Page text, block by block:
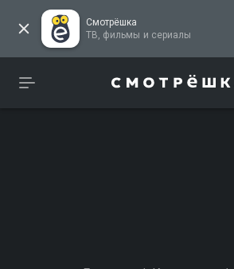
Смотрёшка
ТВ, фильмы и сериалы